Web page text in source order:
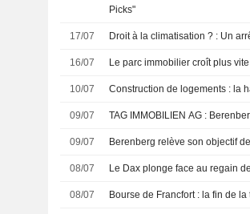
Picks"
17/07 Droit à la climatisation ? : Un
16/07 Le parc immobilier croît plus
10/07 Construction de logements : la
09/07 TAG
09/07 Berenberg relève son objectif
08/07 Le Dax plonge face au regain
08/07 Bourse de Francfort : la fin de